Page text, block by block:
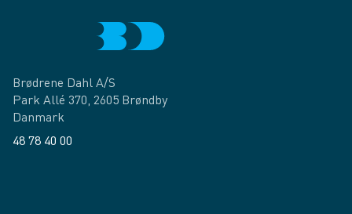
Brødrene Dahl A/S
Park Allé 370, 2605 Brøndby
Danmark
48 78 40 00